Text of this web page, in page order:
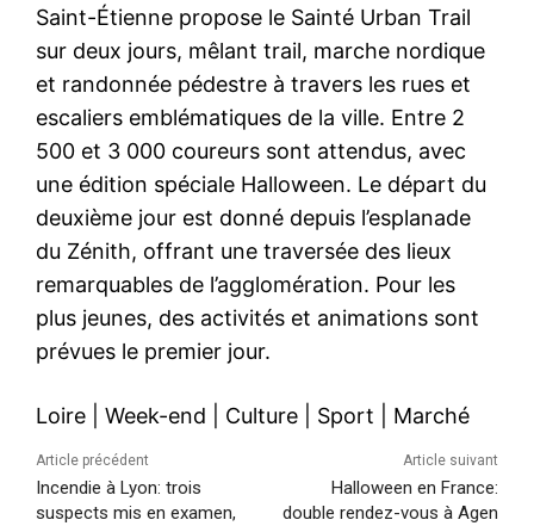
Saint-Étienne propose le Sainté Urban Trail
sur deux jours, mêlant trail, marche nordique
et randonnée pédestre à travers les rues et
escaliers emblématiques de la ville. Entre 2
500 et 3 000 coureurs sont attendus, avec
une édition spéciale Halloween. Le départ du
deuxième jour est donné depuis l’esplanade
du Zénith, offrant une traversée des lieux
remarquables de l’agglomération. Pour les
plus jeunes, des activités et animations sont
prévues le premier jour.
Loire Week-end Culture Sport Marché
Article précédent
Incendie à Lyon: trois
suspects mis en examen,
Article suivant
Halloween en France:
double rendez-vous à Agen